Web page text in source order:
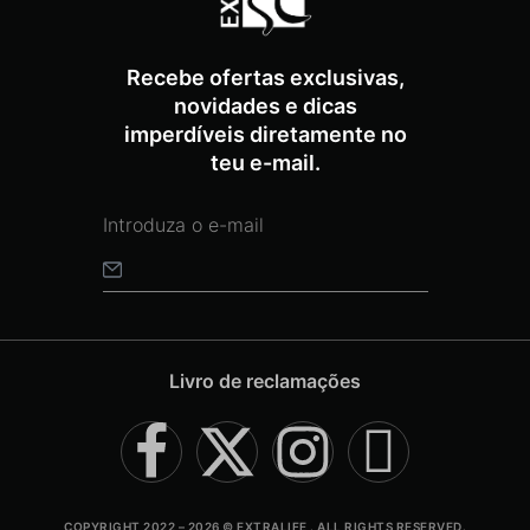
Termix Soft Escova Cabelos Finos 17mm
Recebe ofertas exclusivas,
novidades e dicas
imperdíveis diretamente no
teu e-mail.
Livro de reclamações
COPYRIGHT 2022 – 2026 © EXTRALIFE . ALL RIGHTS RESERVED.